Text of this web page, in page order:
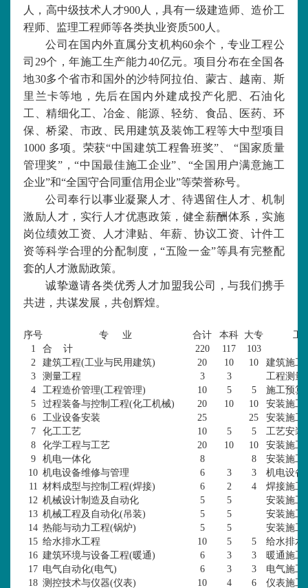
人，高中级技术人才900人，具有一级建造师、造价工
程师、监理工程师等各类执业资质500 人。
公司在国内外直属分支机构60余个，专业工程公
司 29个，年施工生产能力40亿元。项目分布在全国各
地30多个省市和国外的沙特阿拉伯、蒙古、越南、斯
里兰卡等地，先后在国内外建成投产化肥、石油化
工、精细化工、冶金、能源、轻纺、食品、医药、环
保、桥梁、市政、民用建筑及装饰工程等大中型项目
1000 多项。荣获“中国建筑工程鲁班奖”、 “国家质量
管理奖”，“中国最佳施工企业”、“全国用户满意施工
企业”和“全国守合同重信用企业”等荣誉称号。
公司奉行以事业凝聚人才、待遇留住人才、机制
激励人才，实行人才优惠政策，健全薪酬体系，实施
岗位绩效工资、人才津贴、年薪、协议工资、计件工
资等科学合理的分配制度，“五险一金”等具有完整配
套的人才激励政策。
诚挚邀请各类优秀人才加盟我公司，与我们携手
共进，共谋发展，共创辉煌。
序号 专 业 合计 本科 大专
工
1
合 计 220 117
103
2
建筑工程(工业与民用建筑) 20 10 10
建筑施工
3
测量工程 3 3
工程测量
4
工程造价管理(工程管理) 10 5 5
施工预算
5
过程装备与控制工程(化工机械) 20 10 10
安装施工
6
工业设备安装 25 25
安装施工
7
化工工艺 10 5 5
工艺安装
8
化学工程与工艺 20 10 10
安装施工
9
机电一体化 8 8
安装施工
10 机电设备维修与管理 6 3 3
机电设备
11 材料成型与控制工程(焊接) 6 2 4
焊接施工
12 机械设计制造及自动化 5 5
安装施工
13 机械工程及自动化(吊装) 5 5
安装施工
14 热能与动力工程(锅炉) 5 5
安装施工
15 给水排水工程 10 5 5
给水排水
16 建筑环境与设备工程(暖通) 6 3 3
暖通施工
17 电气自动化(电气) 6 3 3
电气施工
18 测控技术与仪器(仪表) 10 4 6 仪表施工